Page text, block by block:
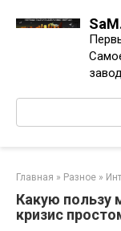
Поиск:
Главная » Разное »
Какую пользу
кризис